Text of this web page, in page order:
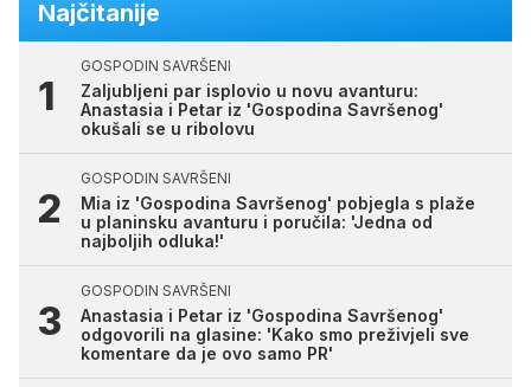
Najčitanije
GOSPODIN SAVRŠENI
Zaljubljeni par isplovio u novu avanturu:
Anastasia i Petar iz 'Gospodina Savršenog'
okušali se u ribolovu
GOSPODIN SAVRŠENI
Mia iz 'Gospodina Savršenog' pobjegla s plaže
u planinsku avanturu i poručila: 'Jedna od
najboljih odluka!'
GOSPODIN SAVRŠENI
Anastasia i Petar iz 'Gospodina Savršenog'
odgovorili na glasine: 'Kako smo preživjeli sve
komentare da je ovo samo PR'